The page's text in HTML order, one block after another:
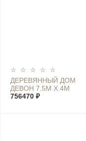
ДЕРЕВЯННЫЙ ДОМ
ДЕВОН 7.5М Х 4М
756470 ₽